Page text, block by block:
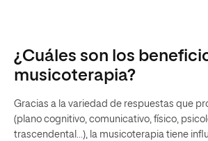
¿Cuáles son los
musicoterapia?
Gracias a la variedad de respuestas que
(plano cognitivo, comunicativo, físico,
trascendental…), la musicoterapia tiene